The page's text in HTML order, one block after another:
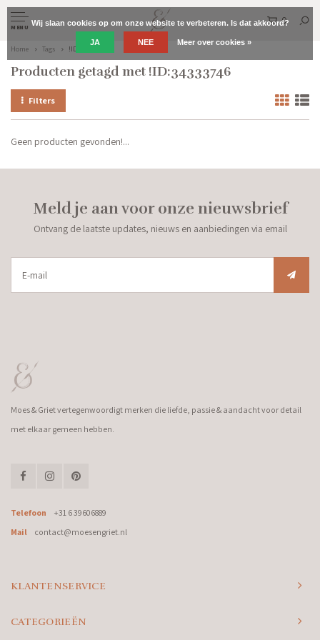
MENU
0
Home Tags !ID:34333746
Producten getagd met !ID:34333746
Filters
Geen producten gevonden!...
Meld je aan voor onze nieuwsbrief
Ontvang de laatste updates, nieuws en aanbiedingen via email
Moes & Griet vertegenwoordigt merken die liefde, passie & aandacht voor detail
met elkaar gemeen hebben.
Telefoon
+31 6 39606889
Mail
contact@moesengriet.nl
KLANTENSERVICE
CATEGORIEËN
Wij slaan cookies op om onze website te verbeteren. Is dat akkoord?
JA NEE Meer over cookies »